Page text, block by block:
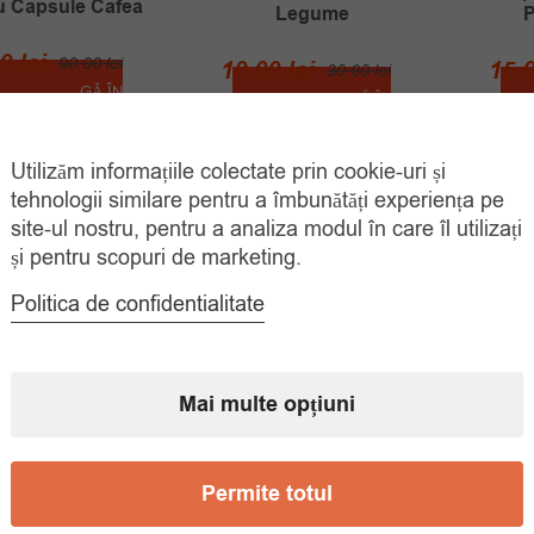
Capsule Cafea
90.00lei
Prețul
inițial
fost:
90.00 lei.
leiPrețul
curent
45.00 lei.
ADAUGĂ ÎN
Legume
30.00lei
Prețul
inițial
fost:
30.00 lei.
10.00leiPrețul
curent
10.00 lei.
ADAUGĂ ÎN
Utilizăm informațiile colectate prin cookie-uri și
tehnologii similare pentru a îmbunătăți experiența pe
site-ul nostru, pentru a analiza modul în care îl utilizați
și pentru scopuri de marketing.
Politica de confidentialitate
Mai multe opțiuni
Permite totul